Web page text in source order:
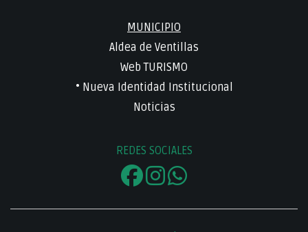
MUNICIPIO
Aldea de Ventillas
Web TURISMO
• Nueva Identidad Institucional
Noticias
REDES SOCIALES